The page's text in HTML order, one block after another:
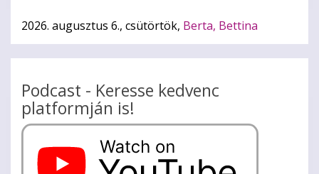
2026. augusztus 6., csütörtök, Berta, Bettina
Podcast - Keresse kedvenc
platformján is!